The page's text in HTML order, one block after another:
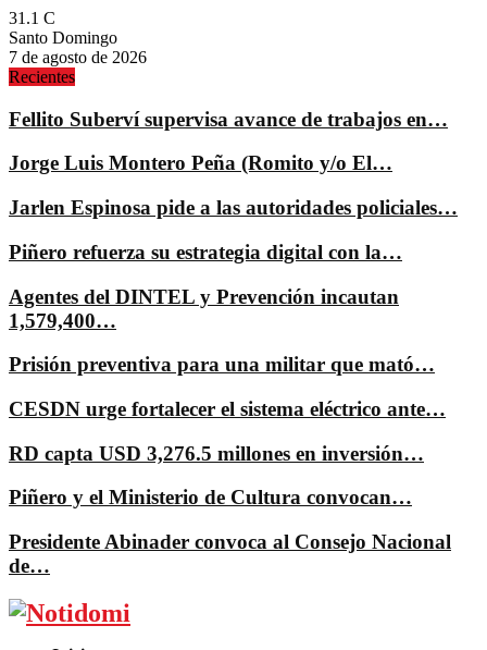
31.1 C
Santo Domingo
7 de agosto de 2026
Recientes
Fellito Suberví supervisa avance de trabajos en…
Jorge Luis Montero Peña (Romito y/o El…
Jarlen Espinosa pide a las autoridades policiales…
Piñero refuerza su estrategia digital con la…
Agentes del DINTEL y Prevención incautan
1,579,400…
Prisión preventiva para una militar que mató…
CESDN urge fortalecer el sistema eléctrico ante…
RD capta USD 3,276.5 millones en inversión…
Piñero y el Ministerio de Cultura convocan…
Presidente Abinader convoca al Consejo Nacional
de…
Facebook
Twitter
Instagram
Pinterest
Youtube